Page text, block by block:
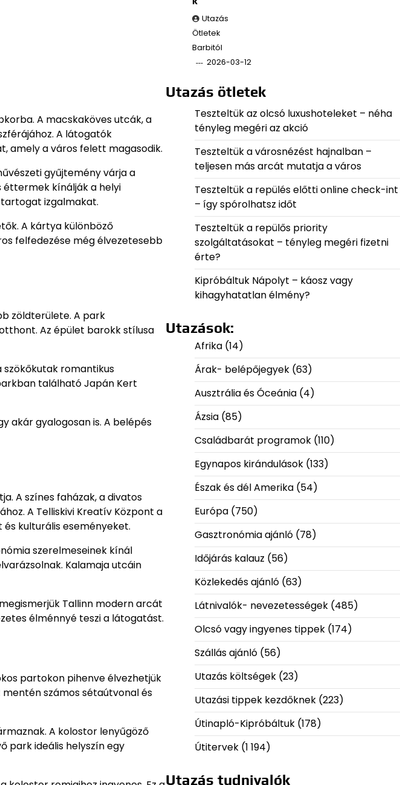
A macskaköves utcák, a
A látogatók
amely a város felett magasodik.
gyűjtemény várja a
éttermek kínálják a helyi
izgalmakat.
A kártya különböző
felfedezése még élvezetesebb
zöldterülete. A park
Az épület barokk stílusa
szökőkutak romantikus
található Japán Kert
akár gyalogosan is. A belépés
A színes faházak, a divatos
A Telliskivi Kreatív Központ a
kulturális eseményeket.
szerelmeseinek kínál
Kalamaja utcáin
Tallinn modern arcát
élménnyé teszi a látogatást.
partokon pihenve élvezhetjük
számos sétaútvonal és
A kolostor lenyűgöző
park ideális helyszín egy
Utazás
Ötletek
Barbitól
2026-03-12
Utazás ötletek
Teszteltük az olcsó luxushoteleket – néha
tényleg megéri az akció
Teszteltük a városnézést hajnalban –
teljesen más arcát mutatja a város
Teszteltük a repülés előtti online check-int
– így spórolhatsz időt
Teszteltük a repülős priority
szolgáltatásokat – tényleg megéri fizetni
érte?
Kipróbáltuk Nápolyt – káosz vagy
kihagyhatatlan élmény?
Utazások:
Afrika(14)
Árak- belépőjegyek(63)
Ausztrália és Óceánia(4)
Ázsia(85)
Családbarát programok(110)
Egynapos kirándulások(133)
Észak és dél Amerika(54)
Európa(750)
Gasztronómia ajánló(78)
Időjárás kalauz (56)
Közlekedés ajánló(63)
Látnivalók- nevezetességek(485)
Olcsó vagy ingyenes tippek(174)
Szállás ajánló(56)
Utazás költségek(23)
Utazási tippek kezdőknek(223)
Útinapló-Kipróbáltuk(178)
Útitervek(1 194)
Utazás tudnivalók